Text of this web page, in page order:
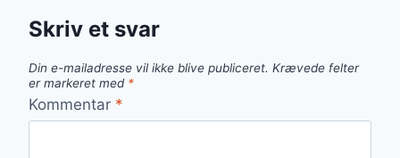
Skriv et svar
Din e-mailadresse vil ikke blive publiceret. Krævede felter
er markeret med *
Kommentar *